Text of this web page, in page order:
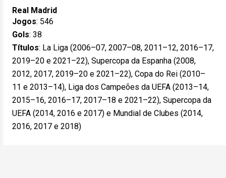
Real Madrid
Jogos: 546
Gols: 38
Títulos: La Liga (2006–07, 2007–08, 2011–12, 2016–17,
2019–20 e 2021–22), Supercopa da Espanha (2008,
2012, 2017, 2019–20 e 2021–22), Copa do Rei (2010–
11 e 2013–14), Liga dos Campeões da UEFA (2013–14,
2015–16, 2016–17, 2017–18 e 2021–22), Supercopa da
UEFA (2014, 2016 e 2017) e Mundial de Clubes (2014,
2016, 2017 e 2018)